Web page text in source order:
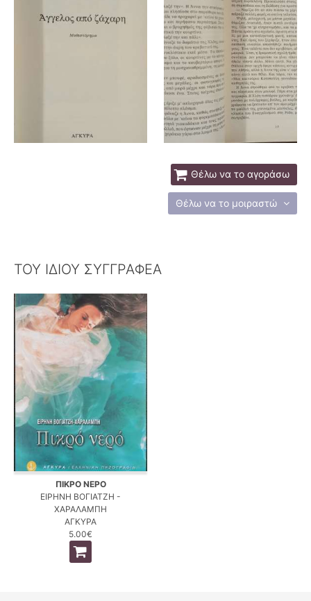
Θέλω να το αγοράσω
Θέλω να το μοιραστώ
ΤΟΥ ΙΔΙΟΥ ΣΥΓΓΡΑΦΕΑ
ΠΙΚΡΟ ΝΕΡΟ
ΕΙΡΗΝΗ ΒΟΓΙΑΤΖΗ -
ΧΑΡΑΛΑΜΠΗ
ΑΓΚΥΡΑ
5.00€